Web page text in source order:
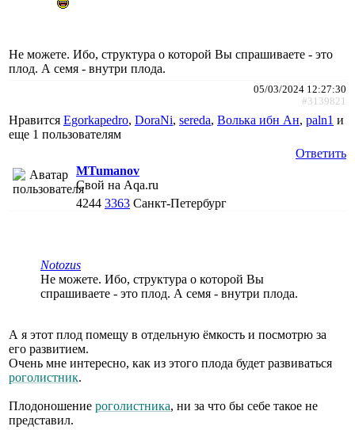
Не можете. Ибо, структура о которой Вы спрашиваете - это
плод. А семя - внутри плода.
05/03/2024 12:27:30
#3139821
Нравится Egorkapedro, DoraNi, sereda, Волька ибн Ан, paln1 и
еще 1 пользователям
Ответить
MTumanov
Свой на Aqa.ru
4244 3363 Санкт-Петербург
Notozus
Не можете. Ибо, структура о которой Вы
спрашиваете - это плод. А семя - внутри плода.
А я этот плод помещу в отдельную ёмкость и посмотрю за
его развитием.
Очень мне интересно, как из этого плода будет развиваться
роголистник.
Плодоношение роголистника, ни за что бы себе такое не
представил.